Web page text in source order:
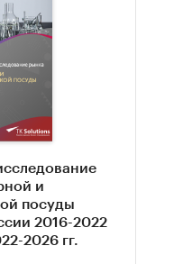
и
посуды
2016-2022
2026 гг.